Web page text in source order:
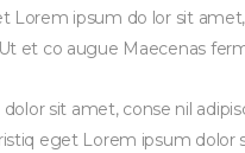
Lorem ipsum do lor sit
et co augue Maecenas
sit amet, conse nil
eget Lorem ipsum dolor